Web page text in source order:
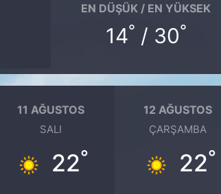
EN DÜŞÜK / EN YÜKSEK
14° / 30°
11 AĞUSTOS
SALI
22°
12 AĞUSTOS
ÇARŞAMBA
22°